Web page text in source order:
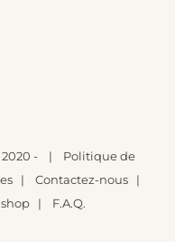
- | Politique de
| Contactez-nous |
| F.A.Q.